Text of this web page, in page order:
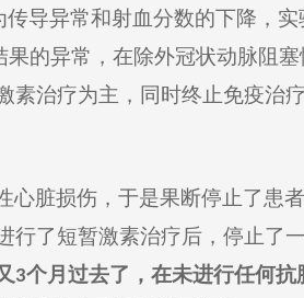
导异常和射血分数的下降，
的异常，在除外冠状动脉阻
素治疗为主，同时终止免疫治
心脏损伤 ， 于是果断停止了患
行了短暂激素治疗后，停止了
3个月 过去了， 在未进行任何抗